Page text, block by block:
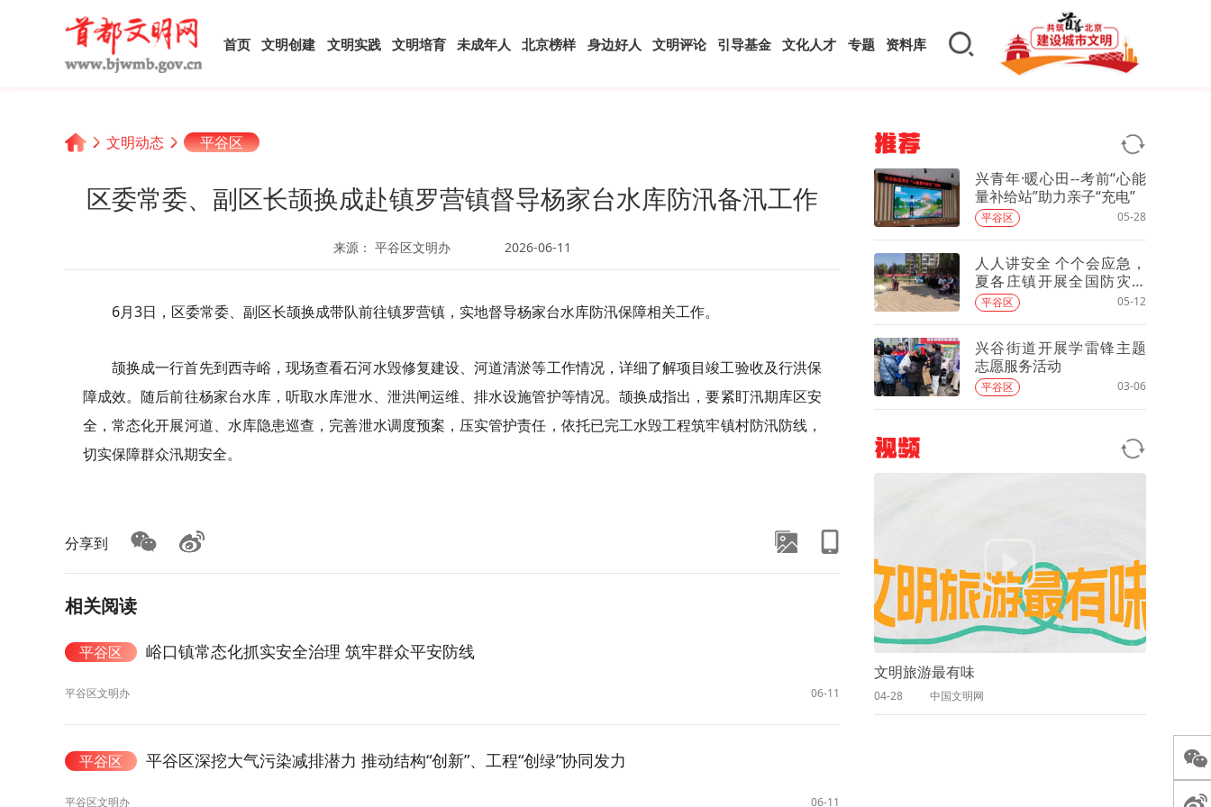
首页 文明创建 文明实践 文明培育 未成年人 北京榜样 身边好人 文明评论 引导基金 文化人才 专题 资料库
文明动态 平谷区
区委常委、副区长颉换成赴镇罗营镇督导杨家台水库防汛备汛工作
来源： 平谷区文明办 2026-06-11
6月3日，区委常委、副区长颉换成带队前往镇罗营镇，实地督导杨家台水库防汛保障相关工作。
颉换成一行首先到西寺峪，现场查看石河水毁修复建设、河道清淤等工作情况，详细了解项目竣工验收及行洪保
障成效。随后前往杨家台水库，听取水库泄水、泄洪闸运维、排水设施管护等情况。颉换成指出，要紧盯汛期库区安
全，常态化开展河道、水库隐患巡查，完善泄水调度预案，压实管护责任，依托已完工水毁工程筑牢镇村防汛防线，
切实保障群众汛期安全。
分享到
相关阅读
平谷区 峪口镇常态化抓实安全治理 筑牢群众平安防线
平谷区文明办 06-11
平谷区 平谷区深挖大气污染减排潜力 推动结构“创新”、工程“创绿”协同发力
平谷区文明办 06-11
推荐
兴青年·暖心田--考前“心能
量补给站”助力亲子“充电”
平谷区 05-28
人人讲安全 个个会应急，
夏各庄镇开展全国防灾减
灾日主题宣传活动
平谷区 05-12
兴谷街道开展学雷锋主题
志愿服务活动
平谷区 03-06
视频
文明旅游最有味
04-28 中国文明网